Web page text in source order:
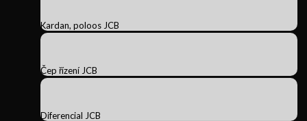
Kardan, poloos JCB
Čep řízení JCB
Diferencial JCB